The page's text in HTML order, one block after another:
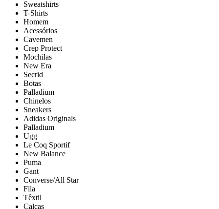
Sweatshirts
T-Shirts
Homem
Acessórios
Cavemen
Crep Protect
Mochilas
New Era
Secrid
Botas
Palladium
Chinelos
Sneakers
Adidas Originals
Palladium
Ugg
Le Coq Sportif
New Balance
Puma
Gant
Converse/All Star
Fila
Têxtil
Calças